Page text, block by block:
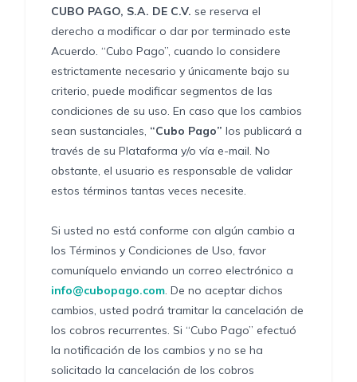
CUBO PAGO, S.A. DE C.V. se reserva el
derecho a modificar o dar por terminado este
Acuerdo. “Cubo Pago”, cuando lo considere
estrictamente necesario y únicamente bajo su
criterio, puede modificar segmentos de las
condiciones de su uso. En caso que los cambios
sean sustanciales, “Cubo Pago” los publicará a
través de su Plataforma y/o vía e-mail. No
obstante, el usuario es responsable de validar
estos términos tantas veces necesite.
Si usted no está conforme con algún cambio a
los Términos y Condiciones de Uso, favor
comuníquelo enviando un correo electrónico a
info@cubopago.com. De no aceptar dichos
cambios, usted podrá tramitar la cancelación de
los cobros recurrentes. Si “Cubo Pago” efectuó
la notificación de los cambios y no se ha
solicitado la cancelación de los cobros